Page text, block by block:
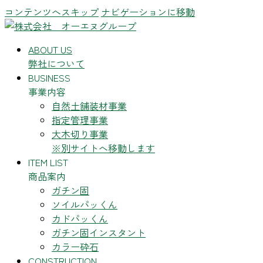
コンテンツへスキップ ナビゲーションに移動
ABOUT US
弊社について
BUSINESS
事業内容
自然土舗装材事業
指定管理事業
大木切り事業
※別サイトへ移動します
ITEM LIST
商品案内
ガチン固
ソイルパッくん
カドパッくん
ガチン固インスタント
カラー砕石